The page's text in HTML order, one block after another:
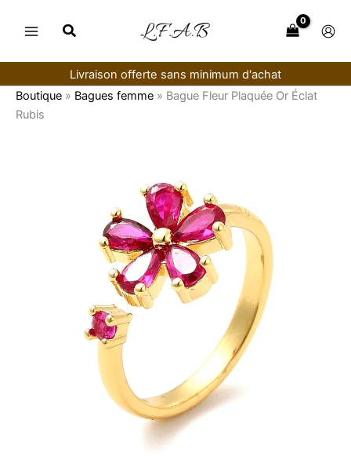
Livraison offerte sans minimum d'achat
Boutique » Bagues femme » Bague Fleur Plaquée Or Éclat
Rubis